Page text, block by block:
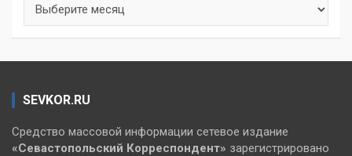
SEVKOR.RU
Средство массовой информации сетевое издание
«Севастопольский Корреспондент» зарегистрировано